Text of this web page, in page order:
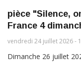
pièce "Silence,
France 4
vendredi 24 juillet 2026 -
Dimanche 26 juillet